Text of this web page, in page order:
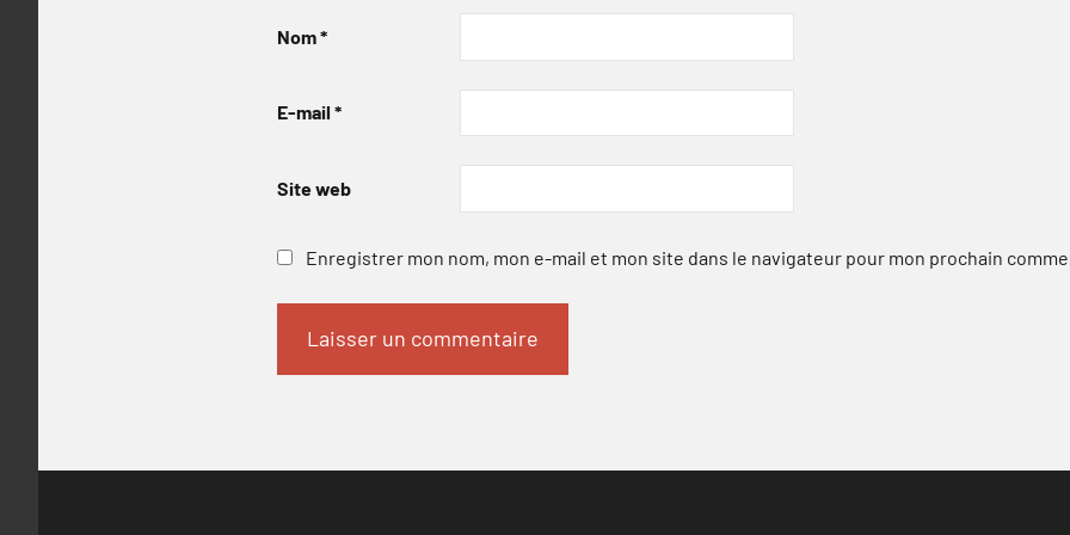
Nom*
E-mail *
Site web
Enregistrer mon nom, mon e-mail et mon site dans le navigateur pour mon prochain